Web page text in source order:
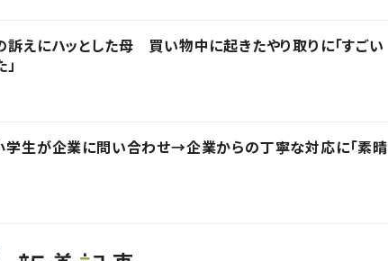
訴えにハッとした母 買い物中に起きたやり取りに「すごい
学生が企業に問い合わせ→企業からの丁寧な対応に「素晴